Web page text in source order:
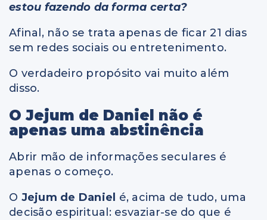
estou fazendo da forma certa?
Afinal, não se trata apenas de ficar 21 dias
sem redes sociais ou entretenimento.
O verdadeiro propósito vai muito além
disso.
O Jejum de Daniel não é
apenas uma abstinência
Abrir mão de informações seculares é
apenas o começo.
O Jejum de Daniel é, acima de tudo, uma
decisão espiritual: esvaziar-se do que é